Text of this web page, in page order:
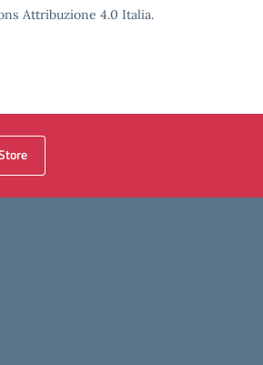
Attribuzione 4.0 Italia.